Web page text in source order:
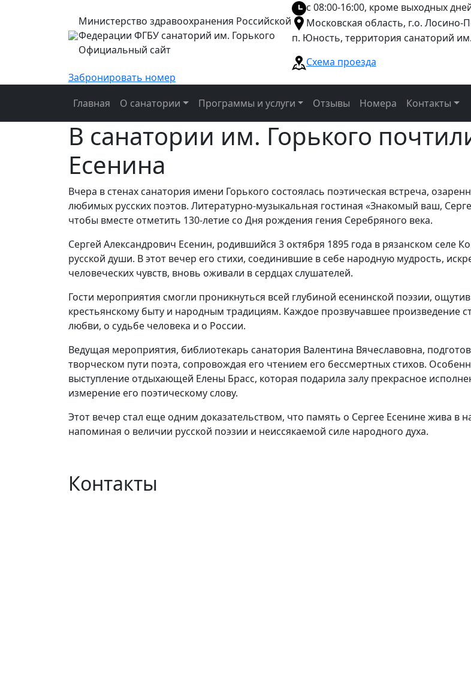
Министерство здравоохранения Российской
Федерации ФГБУ санаторий им. Горького
Официальный сайт
с 08:00-16:00, кроме выходных
Московская область, г.о. Лосино-
п. Юность, территория санаторий
Схема проезда
Забронировать номер
Главная
О санатории Программы и услуги Отзывы Номера Контакты
В санатории им. Горького
Есенина
Вчера в стенах санатория имени Горького состоялась поэтическая встреча,
любимых русских поэтов. Литературно-музыкальная гостиная «Знакомый ваш,
чтобы вместе отметить 130-летие со Дня рождения гения Серебряного века.
Сергей Александрович Есенин, родившийся 3 октября 1895 года в рязанском селе
русской души. В этот вечер его стихи, соединившие в себе народную мудрость,
человеческих чувств, вновь оживали в сердцах слушателей.
Гости мероприятия смогли проникнуться всей глубиной есенинской поэзии,
крестьянскому быту и народным традициям. Каждое прозвучавшее произведение
любви, о судьбе человека и о России.
Ведущая мероприятия, библиотекарь санатория Валентина Вячеславовна,
творческом пути поэта, сопровождая его чтением его бессмертных стихов.
выступление отдыхающей Елены Брасс, которая подарила залу прекрасное
измерение его поэтическому слову.
Этот вечер стал еще одним доказательством, что память о Сергее Есенине жива в
напоминая о величии русской поэзии и неиссякаемой силе народного духа.
Контакты